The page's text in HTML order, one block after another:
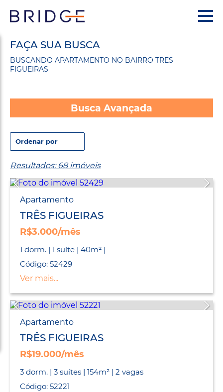
FAÇA SUA BUSCA
BUSCANDO APARTAMENTO NO BAIRRO TRES
FIGUEIRAS
Busca Avançada
Resultados: 68 imóveis
Apartamento
TRÊS FIGUEIRAS
R$3.000/mês
1 dorm. | 1 suíte | 40m² |
Código: 52429
Ver mais...
Apartamento
TRÊS FIGUEIRAS
R$19.000/mês
3 dorm. | 3 suítes | 154m² | 2 vagas
Código: 52221